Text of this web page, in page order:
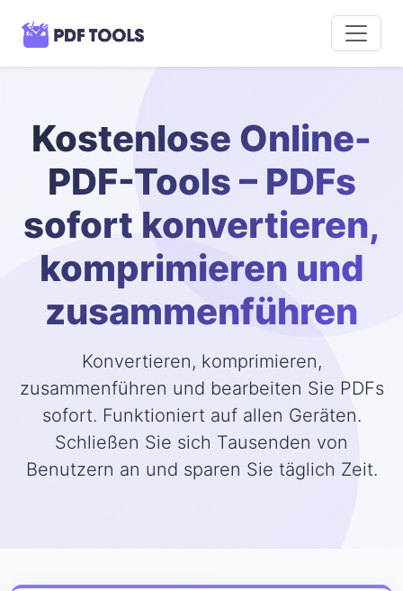
Kostenlose Online-
PDF-Tools – PDFs
sofort konvertieren,
komprimieren und
zusammenführen
Konvertieren, komprimieren,
zusammenführen und bearbeiten Sie PDFs
sofort. Funktioniert auf allen Geräten.
Schließen Sie sich Tausenden von
Benutzern an und sparen Sie täglich Zeit.